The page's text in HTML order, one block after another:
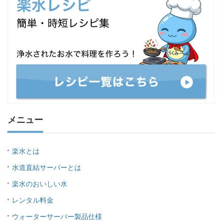
メニュー
楽水とは
水道直結サーバーとは
楽水のおいしい水
レンタル料金
ウォーターサーバー製品仕様